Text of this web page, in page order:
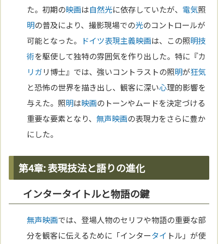
た。初期の映画は自然光に依存していたが、 電気照
明の普及により、撮影現場での光のコントロールが
可能となった。 ドイツ表現主義映画は、この照明技
術を駆使して独特の雰囲気を作り出した。特に『カ
リガリ博士』では、強いコントラストの照明が狂気
と恐怖の世界を描き出し、観客に深い心理的影響を
与えた。照明は映画のトーンやムードを決定づける
重要な要素となり、無声映画の表現力をさらに豊か
にした。
第4章: 表現技法と語りの進化
インタータイトルと物語の鍵
無声映画では、登場人物のセリフや物語の重要な部
分を観客に伝えるために「インタータイ トル」が使